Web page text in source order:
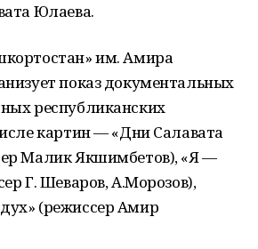
Юлаева.
им. Амира
показ документальных
республиканских
картин — «Дни Салавата
Малик Якшимбетов), «Я —
Г. Шеваров, А.Морозов),
(режиссер Амир